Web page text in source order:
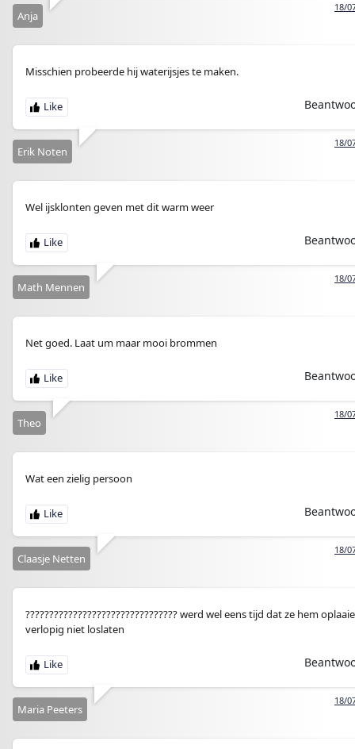
18/
Anja
Misschien probeerde hij waterijsjes te maken.
18/
Erik Noten
Wel ijsklonten geven met dit warm weer
18/
Math Mennen
Net goed. Laat um maar mooi brommen
18/
Theo
Wat een zielig persoon
18/
Claasje Netten
???????????????????????????????? werd wel eens tijd dat ze hem
verlopig niet loslaten
18/
Maria Peeters